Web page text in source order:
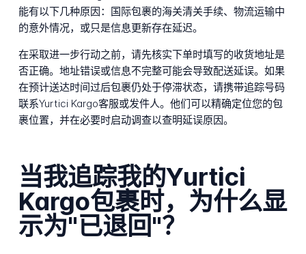
能有以下几种原因：国际包裹的海关清关手续、物流运输中
的意外情况，或只是信息更新存在延迟。
在采取进一步行动之前，请先核实下单时填写的收货地址是
否正确。地址错误或信息不完整可能会导致配送延误。如果
在预计送达时间过后包裹仍处于停滞状态，请携带追踪号码
联系Yurtici Kargo客服或发件人。他们可以精确定位您的包
裹位置，并在必要时启动调查以查明延误原因。
当我追踪我的Yurtici
Kargo包裹时，为什么显
示为"已退回"？